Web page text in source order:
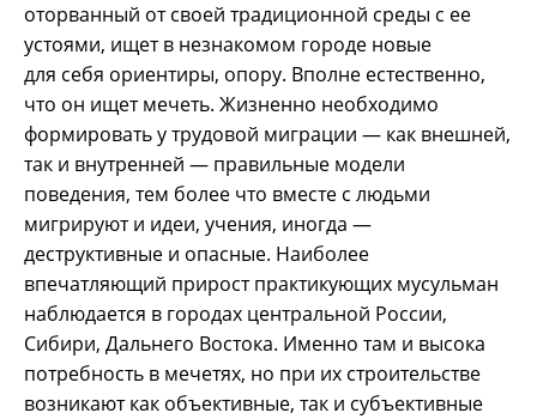
оторванный от своей традиционной среды с ее
устоями, ищет в незнакомом городе новые
для себя ориентиры, опору. Вполне естественно,
что он ищет мечеть. Жизненно необходимо
формировать у трудовой миграции — как внешней,
так и внутренней — правильные модели
поведения, тем более что вместе с людьми
мигрируют и идеи, учения, иногда —
деструктивные и опасные. Наиболее
впечатляющий прирост практикующих мусульман
наблюдается в городах центральной России,
Сибири, Дальнего Востока. Именно там и высока
потребность в мечетях, но при их строительстве
возникают как объективные, так и субъективные